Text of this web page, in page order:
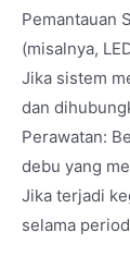
Pemantauan
(misalnya,
Jika sistem
dan
Perawatan:
debu yang
Jika terjadi
selama